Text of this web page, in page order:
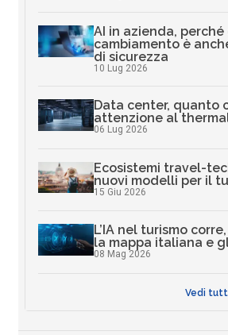
AI in azienda,
cambiamento è
di sicurezza
10 Lug 2026
Data center, quanto
attenzione al
06 Lug 2026
Ecosistemi travel-
nuovi modelli per il
15 Giu 2026
L’IA nel turismo
la mappa italiana e
08 Mag 2026
Vedi